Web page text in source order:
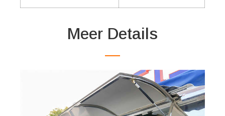
Meer Details